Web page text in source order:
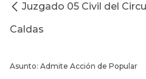
Juzgado 05 Civil del
Caldas
16 de
Asunto: Admite Acción de Popular